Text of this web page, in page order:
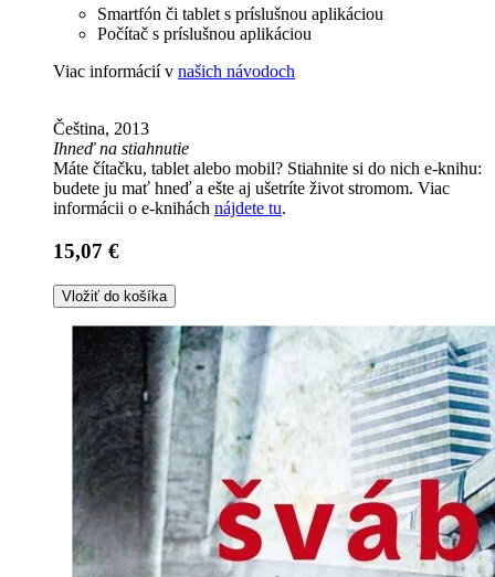
Smartfón či tablet s príslušnou aplikáciou
Počítač s príslušnou aplikáciou
Viac informácií v našich návodoch
Čeština, 2013
Ihneď na stiahnutie
Máte čítačku, tablet alebo mobil? Stiahnite si do nich e-knihu:
budete ju mať hneď a ešte aj ušetríte život stromom. Viac
informácii o e-knihách nájdete tu.
15,07 €
Vložiť do košíka